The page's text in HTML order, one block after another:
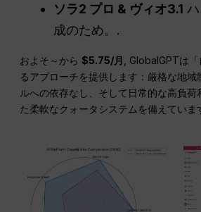
ソラ2 プロ & ヴィオ3.1
成のため。.
およそ～から$5.75/月
, GlobalGPTは
るアプローチを提供します：厳格な地
ルへの依存なし、そして日常的な高負
た柔軟なクォータシステムを備えていま